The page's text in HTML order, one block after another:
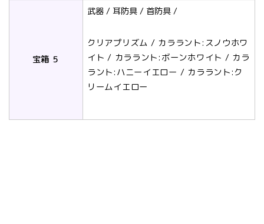
宝箱 ５
武器 / 耳防具 / 首防具 /
クリアプリズム / カララント:スノウホワ
イト / カララント:ボーンホワイト / カラ
ラント:ハニーイエロー / カララント:ク
リームイエロー